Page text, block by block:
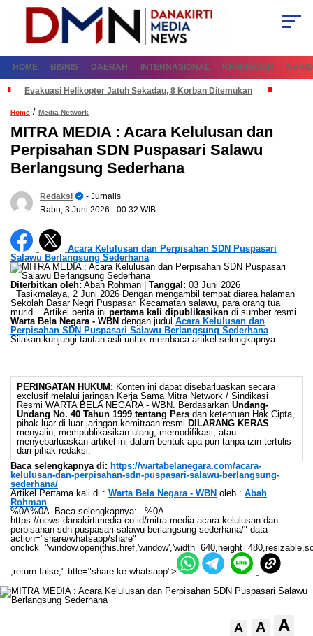
HOME BISNIS DAERAH INTERNASIONAL KESEHATAN
Evakuasi Helikopter Jatuh Sekadau, 8 Korban Ditemukan
Home / Media Network
MITRA MEDIA : Acara Kelulusan dan
Perpisahan SDN Puspasari Salawu
Berlangsung Sederhana
Redaksi
- Jurnalis
Rabu, 3 Juni 2026 - 00:32 WIB
Acara Kelulusan dan Perpisahan SDN Puspasari
Salawu Berlangsung Sederhana
Diterbitkan oleh: Abah Rohman | Tanggal: 03 Juni 2026
Tasikmalaya, 2 Juni 2026 Dengan mengambil tempat diarea halaman
Sekolah Dasar Negri Puspasari Kecamatan salawu, para orang tua
murid... Artikel berita ini pertama kali dipublikasikan di sumber resmi
Warta Bela Negara - WBN dengan judul Acara Kelulusan dan
Perpisahan SDN Puspasari Salawu Berlangsung Sederhana.
Silakan kunjungi tautan asli untuk membaca artikel selengkapnya.
PERINGATAN HUKUM: Konten ini dapat disebarluaskan secara
exclusif melalui jaringan Kerja Sama Mitra Network / Sindikasi
Resmi WARTA BELA NEGARA - WBN. Berdasarkan Undang-
Undang No. 40 Tahun 1999 tentang Pers dan ketentuan Hak Cipta,
pihak luar di luar jaringan kemitraan resmi DILARANG KERAS
menyalin, mempublikasikan ulang, memodifikasi, atau
menyebarluaskan artikel ini dalam bentuk apa pun tanpa izin tertulis
dari pihak redaksi.
Baca selengkapnya di: https://wartabelanegara.com/acara-
kelulusan-dan-perpisahan-sdn-puspasari-salawu-berlangsung-
sederhana/
Artikel Pertama kali di : Warta Bela Negara - WBN oleh : Abah
Rohman
%0A%0A_Baca selengkapnya:_ %0A
https://news.danakirtimedia.co.id/mitra-media-acara-kelulusan-dan-
perpisahan-sdn-puspasari-salawu-berlangsung-sederhana/" data-
action="share/whatsapp/share"
;return false;" title="share ke whatsapp">
A A A